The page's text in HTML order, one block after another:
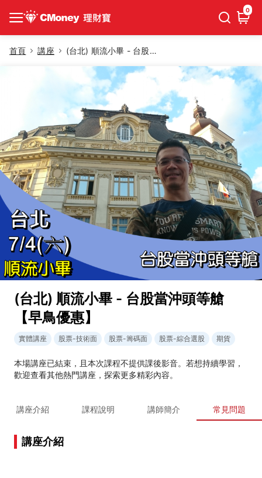
0
首頁 講座 (台北) 順流小畢 - 台股當沖頭等艙【早鳥優惠】
(台北) 順流小畢 - 台股當沖頭等艙
【早鳥優惠】
實體講座 股票-技術面 股票-籌碼面 股票-綜合選股 期貨
本場講座已結束，且本次課程不提供課後影音。若想持續學習，
歡迎查看其他熱門講座，探索更多精彩內容。
講座介紹 課程說明 講師簡介 常見問題
講座介紹